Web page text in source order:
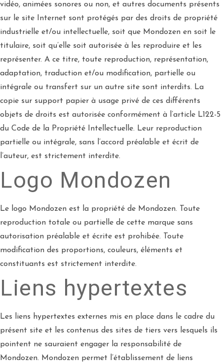
vidéo, animées sonores ou non, et autres documents présents
sur le site Internet sont protégés par des droits de propriété
industrielle et/ou intellectuelle, soit que Mondozen en soit le
titulaire, soit qu’elle soit autorisée à les reproduire et les
représenter. A ce titre, toute reproduction, représentation,
adaptation, traduction et/ou modification, partielle ou
intégrale ou transfert sur un autre site sont interdits. La
copie sur support papier à usage privé de ces différents
objets de droits est autorisée conformément à l’article L122-5
du Code de la Propriété Intellectuelle. Leur reproduction
partielle ou intégrale, sans l’accord préalable et écrit de
l’auteur, est strictement interdite.
Logo Mondozen
Le logo Mondozen est la propriété de Mondozen. Toute
reproduction totale ou partielle de cette marque sans
autorisation préalable et écrite est prohibée. Toute
modification des proportions, couleurs, éléments et
constituants est strictement interdite.
Liens hypertextes
Les liens hypertextes externes mis en place dans le cadre du
présent site et les contenus des sites de tiers vers lesquels ils
pointent ne sauraient engager la responsabilité de
Mondozen. Mondozen permet l’établissement de liens